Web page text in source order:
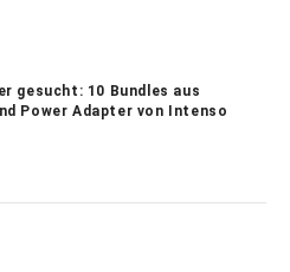
gesucht: 10 Bundles aus
Power Adapter von Intenso